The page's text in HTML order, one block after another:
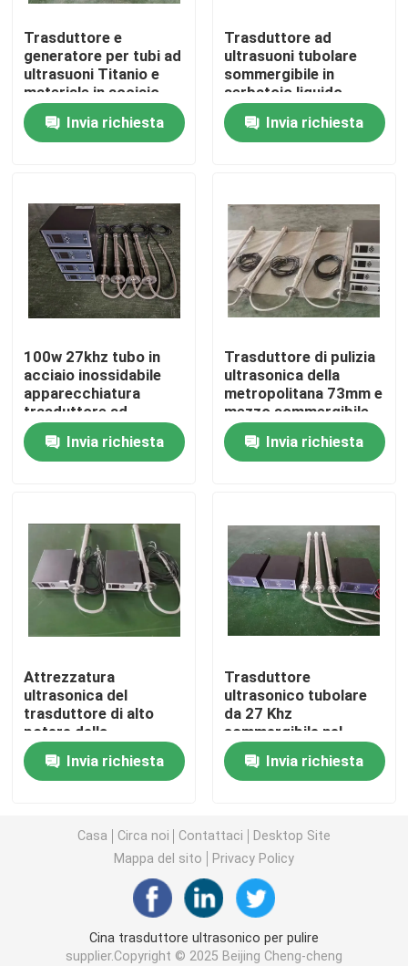
Casa
Prodotti
Circa noi
Giro della fabbrica
Controllo di qualità
Contattici
Richieda una citazione
Trasduttore ad ultrasuoni pulizia
Trasduttore ultrasonico di multi frequenza
trasduttore ultrasonico piezoelettrico
Generatore di ultrasuoni di Digital
generatore di frequenza ultrasonica
Macchina di pulizia ad ultrasuoni
Disruptore ultrasonico delle cellule
Reattore ultrasonico
Trasduttore e
generatore per tubi ad
ultrasuoni Titanio e
materiale in acciaio
inossidabile
Invia richiesta
Trasduttore ad
ultrasuoni tubolare
sommergibile in
serbatoio liquido
Invia richiesta
100w 27khz tubo in
acciaio inossidabile
apparecchiatura
trasduttore ad
ultrasuoni per la
puliziaInvia richiesta
Trasduttore di pulizia
ultrasonica della
metropolitana 73mm e
mezzo sommergibile
del generatore in
carro armato liquido
Invia richiesta
Attrezzatura
ultrasonica del
trasduttore di alto
potere della
metropolitana 27khz
di acciaio inossidabile
per pulizia
Invia richiesta
Trasduttore
ultrasonico tubolare
da 27 Khz
sommergibile nel
serbatoio del liquido
Invia richiesta
Casa Circa noi Contattaci
Desktop Site
Mappa del sito
Privacy Policy
Cina trasduttore ultrasonico per pulire
supplier.Copyright © 2025 Beijing Cheng-cheng